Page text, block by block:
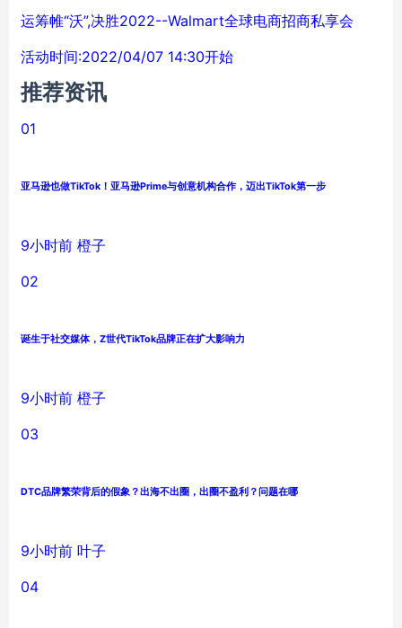
运筹帷“沃”,决胜2022--Walmart全球电商招商私享会
活动时间:2022/04/07 14:30开始
推荐资讯
01
亚马逊也做TikTok！亚马逊Prime与创意机构合作，迈出TikTok第一步
9小时前 橙子
02
诞生于社交媒体，Z世代TikTok品牌正在扩大影响力
9小时前 橙子
03
DTC品牌繁荣背后的假象？出海不出圈，出圈不盈利？问题在哪
9小时前 叶子
04